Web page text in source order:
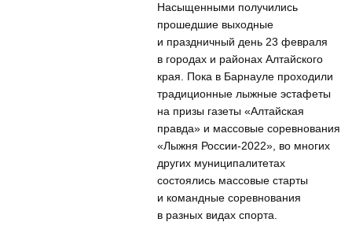
Насыщенными получились
прошедшие выходные
и праздничный день 23 февраля
в городах и районах Алтайского
края. Пока в Барнауле проходили
традиционные лыжные эстафеты
на призы газеты «Алтайская
правда» и массовые соревнования
«Лыжня России-2022», во многих
других муниципалитетах
состоялись массовые старты
и командные соревнования
в разных видах спорта.